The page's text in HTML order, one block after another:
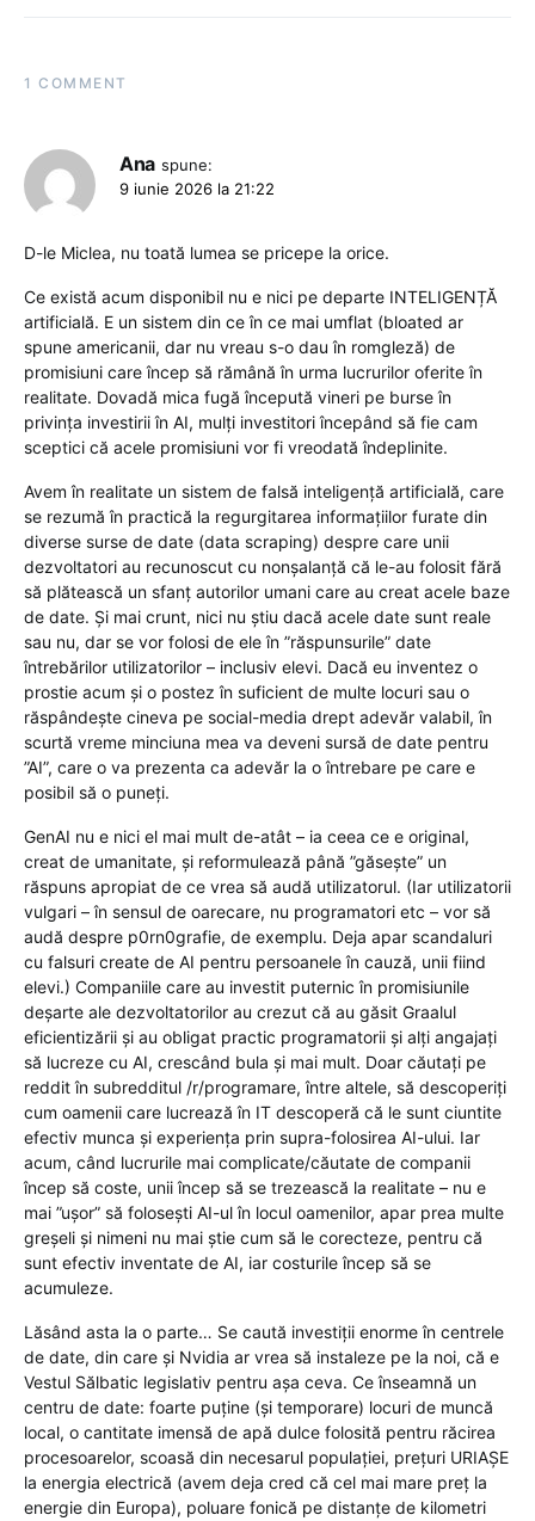
1 COMMENT
Ana spune:
9 iunie 2026 la 21:22
D-le Miclea, nu toată lumea se pricepe la orice.
Ce există acum disponibil nu e nici pe departe INTELIGENȚĂ
artificială. E un sistem din ce în ce mai umflat (bloated ar
spune americanii, dar nu vreau s-o dau în romgleză) de
promisiuni care încep să rămână în urma lucrurilor oferite în
realitate. Dovadă mica fugă începută vineri pe burse în
privința investirii în AI, mulți investitori începând să fie cam
sceptici că acele promisiuni vor fi vreodată îndeplinite.
Avem în realitate un sistem de falsă inteligență artificială, care
se rezumă în practică la regurgitarea informațiilor furate din
diverse surse de date (data scraping) despre care unii
dezvoltatori au recunoscut cu nonșalanță că le-au folosit fără
să plătească un sfanț autorilor umani care au creat acele baze
de date. Și mai crunt, nici nu știu dacă acele date sunt reale
sau nu, dar se vor folosi de ele în ”răspunsurile” date
întrebărilor utilizatorilor – inclusiv elevi. Dacă eu inventez o
prostie acum și o postez în suficient de multe locuri sau o
răspândește cineva pe social-media drept adevăr valabil, în
scurtă vreme minciuna mea va deveni sursă de date pentru
”AI”, care o va prezenta ca adevăr la o întrebare pe care e
posibil să o puneți.
GenAI nu e nici el mai mult de-atât – ia ceea ce e original,
creat de umanitate, și reformulează până ”găsește” un
răspuns apropiat de ce vrea să audă utilizatorul. (Iar utilizatorii
vulgari – în sensul de oarecare, nu programatori etc – vor să
audă despre p0rn0grafie, de exemplu. Deja apar scandaluri
cu falsuri create de AI pentru persoanele în cauză, unii fiind
elevi.) Companiile care au investit puternic în promisiunile
deșarte ale dezvoltatorilor au crezut că au găsit Graalul
eficientizării și au obligat practic programatorii și alți angajați
să lucreze cu AI, crescând bula și mai mult. Doar căutați pe
reddit în subredditul /r/programare, între altele, să descoperiți
cum oamenii care lucrează în IT descoperă că le sunt ciuntite
efectiv munca și experiența prin supra-folosirea AI-ului. Iar
acum, când lucrurile mai complicate/căutate de companii
încep să coste, unii încep să se trezească la realitate – nu e
mai ”ușor” să folosești AI-ul în locul oamenilor, apar prea multe
greșeli și nimeni nu mai știe cum să le corecteze, pentru că
sunt efectiv inventate de AI, iar costurile încep să se
acumuleze.
Lăsând asta la o parte… Se caută investiții enorme în centrele
de date, din care și Nvidia ar vrea să instaleze pe la noi, că e
Vestul Sălbatic legislativ pentru așa ceva. Ce înseamnă un
centru de date: foarte puține (și temporare) locuri de muncă
local, o cantitate imensă de apă dulce folosită pentru răcirea
procesoarelor, scoasă din necesarul populației, prețuri URIAȘE
la energia electrică (avem deja cred că cel mai mare preț la
energie din Europa), poluare fonică pe distanțe de kilometri